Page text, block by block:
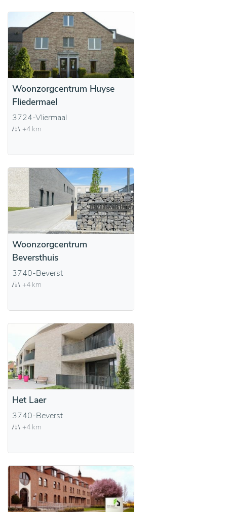
Woonzorgcentrum Huyse
Fliedermael
3724-Vliermaal
+4 km
Woonzorgcentrum
Beversthuis
3740-Beverst
+4 km
Het Laer
3740-Beverst
+4 km